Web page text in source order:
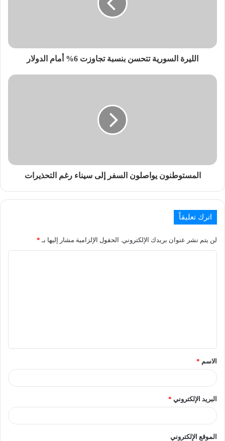
الليرة السورية تتحسن بنسبة تجاوزت 6% أمام الدولار
المستوطنون يواصلون السفر إلى سيناء رغم التحذيرات
اترك تعليقاً
لن يتم نشر عنوان بريدك الإلكتروني. الحقول الإلزامية مشار إليها بـ *
الاسم *
البريد الإلكتروني *
الموقع الإلكتروني